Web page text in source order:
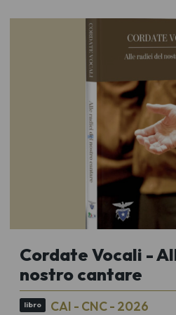
Cordate Vocali -
nostro cantare
libro
CAI - CNC - 2026